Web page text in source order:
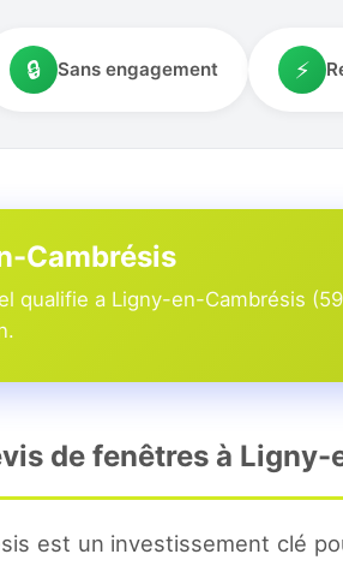
🔒 Sans engagement ⚡
Cambrésis
qualifie a Ligny-en-Cambrésis
de fenêtres à Ligny-
est un investissement clé